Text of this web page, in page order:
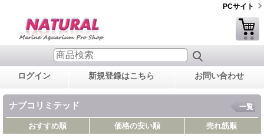
PCサイト
ログイン 新規登録はこちら お問い合わせ
ナプコリミテッド 一覧
おすすめ順 価格の安い順 売れ筋順